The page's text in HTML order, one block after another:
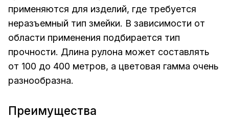
применяются для изделий, где требуется
неразъемный тип змейки. В зависимости от
области применения подбирается тип
прочности. Длина рулона может составлять
от 100 до 400 метров, а цветовая гамма очень
разнообразна.
Преимущества